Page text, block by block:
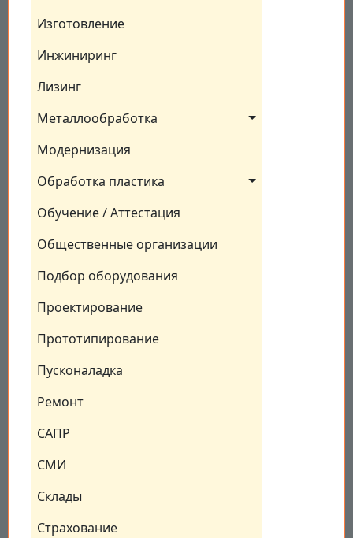
Изготовление
Инжиниринг
Лизинг
Металлообработка
Модернизация
Обработка пластика
Обучение / Аттестация
Общественные организации
Подбор оборудования
Проектирование
Прототипирование
Пусконаладка
Ремонт
САПР
СМИ
Склады
Страхование